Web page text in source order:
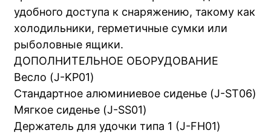
удобного доступа к снаряжению, такому как
холодильники, герметичные сумки или
рыболовные ящики.
ДОПОЛНИТЕЛЬНОЕ ОБОРУДОВАНИЕ
Весло (J-KP01)
Стандартное алюминиевое сиденье (J-ST06)
Мягкое сиденье (J-SS01)
Держатель для удочки типа 1 (J-FH01)